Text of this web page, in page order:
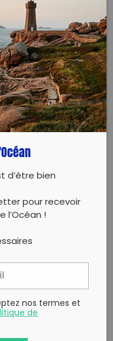
Fondation
artificielle
pour
des
d’être bien
pour recevoir
l’Océan !
nos termes et
de